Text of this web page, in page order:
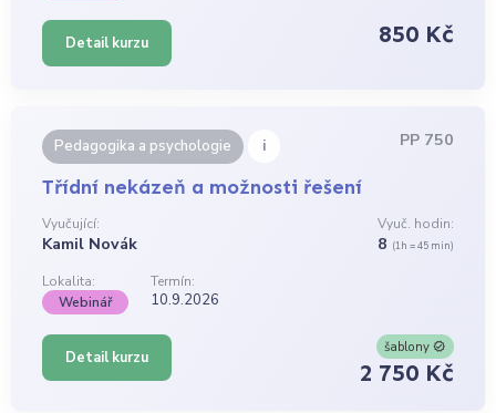
Detail kurzu 850 Kč
Pedagogika a psychologie i PP 750
Třídní nekázeň a možnosti řešení
Vyučující:
Kamil Novák
Vyuč. hodin:
8 (1h = 45 min)
Lokalita:
Termín:
Webinář
10.9.2026
Detail kurzu
šablony
2 750 Kč